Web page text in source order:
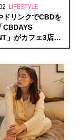
LIFESTYLE
ドリンクでCBDを
CBDAYS
」がカフェ3店舗
レーション。